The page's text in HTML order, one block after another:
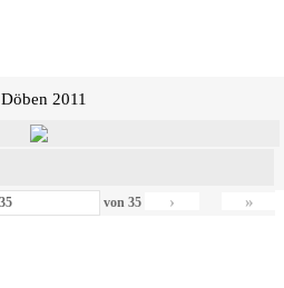
Döben 2011
von35 › »